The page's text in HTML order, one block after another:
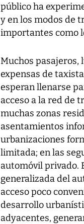
público ha
y en los modos de
importantes como
Muchos pasajeros,
expensas de
esperan llenarse
acceso a la red de
muchas zonas
asentamientos
urbanizaciones
limitada; en las
automóvil privado.
generalizada del
acceso poco
desarrollo
adyacentes,